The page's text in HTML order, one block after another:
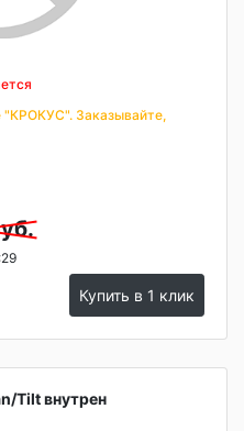
Заказывайте,
Купить в 1 клик
Tilt внутрен